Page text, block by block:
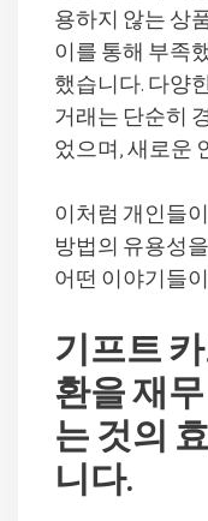
용하지 않는 상
이를 통해 부족
했습니다. 다양
거래는 단순히
었으며, 새로운
이처럼 개인들
방법의 유용성
어떤 이야기들
기프트
환을 재
는 것의
니다.